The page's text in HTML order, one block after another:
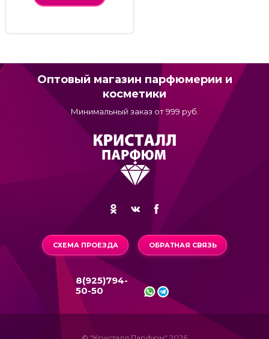
Оптовый магазин парфюмерии и
косметики
Минимальный заказ от 999 руб.
СХЕМА ПРОЕЗДА ОБРАТНАЯ СВЯЗЬ
8(925)794-
50-50